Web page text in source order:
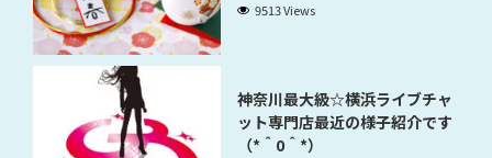
9513 Views
神奈川最大級☆横浜ライブチャ
ット専門店最近の様子紹介です
（*＾0＾*）